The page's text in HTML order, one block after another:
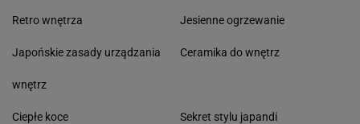
Retro wnętrza
Japońskie zasady urządzania
wnętrz
Jesienne ogrzewanie
Ceramika do wnętrz
Ciepłe koce Sekret stylu japandi